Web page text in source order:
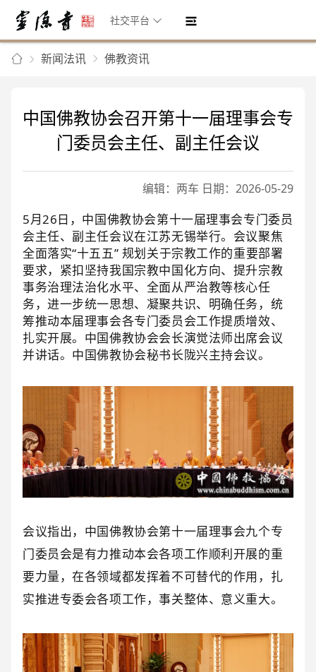
社交平台
新闻法讯 佛教资讯
中国佛教协会召开第十一届理事会专
门委员会主任、副主任会议
编辑：两车 日期：2026-05-29
5月26日，中国佛教协会第十一届理事会专门委员
会主任、副主任会议在江苏无锡举行。会议聚焦
全面落实“十五五” 规划关于宗教工作的重要部署
要求，紧扣坚持我国宗教中国化方向、提升宗教
事务治理法治化水平、全面从严治教等核心任
务，进一步统一思想、凝聚共识、明确任务，统
筹推动本届理事会各专门委员会工作提质增效、
扎实开展。中国佛教协会会长演觉法师出席会议
并讲话。中国佛教协会秘书长陇兴主持会议。
会议指出，中国佛教协会第十一届理事会九个专
门委员会是有力推动本会各项工作顺利开展的重
要力量，在各领域都发挥着不可替代的作用，扎
实推进专委会各项工作，事关整体、意义重大。